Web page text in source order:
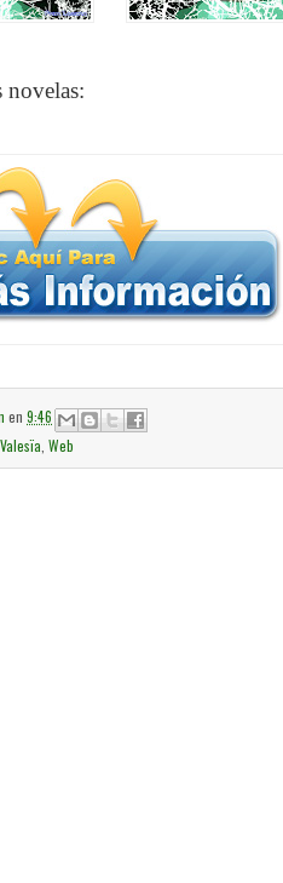
novelas:
en 9:46
Valesïa Web